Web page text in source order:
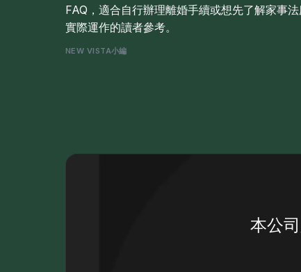
FAQ，適合自行辦理離婚手續或想先了解家事法
實際運作的讀者參考。
NEW VISTA小編
本公